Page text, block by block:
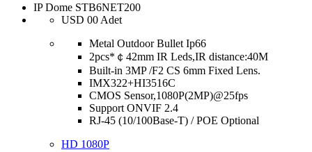
IP Dome STB6NET200
USD 00 Adet
Metal Outdoor Bullet Ip66
2pcs*￠42mm IR Leds,IR distance:40M
Built-in 3MP /F2 CS 6mm Fixed Lens.
IMX322+HI3516C
CMOS Sensor,1080P(2MP)@25fps
Support ONVIF 2.4
RJ-45 (10/100Base-T) / POE Optional
HD 1080P